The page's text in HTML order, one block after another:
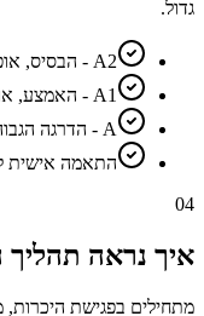
גדול.
A2 - הבסיס, אופנועים עד 125 סמ"ק, מגיל 16
A1 - האמצע, אופנועים עד 47 כ"ס, שלב מתקדם
A - הדרגה הגבוהה ביותר, רישיון מלא ללא הגבלה
התאמה אישית
04
איך נראה תהליך
מתחילים בפגישת היכרות,